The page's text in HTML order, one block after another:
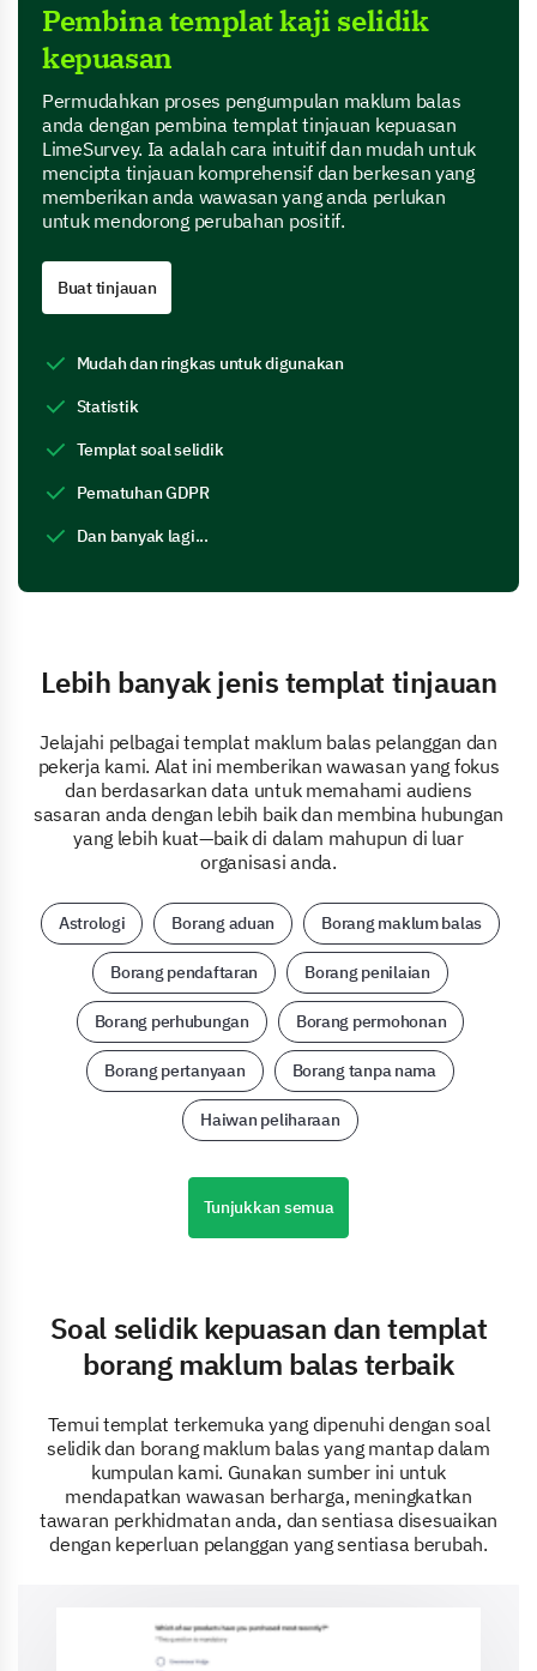
Pembina templat kaji selidik
kepuasan
Permudahkan proses pengumpulan maklum balas
anda dengan pembina templat tinjauan kepuasan
LimeSurvey. Ia adalah cara intuitif dan mudah untuk
mencipta tinjauan komprehensif dan berkesan yang
memberikan anda wawasan yang anda perlukan
untuk mendorong perubahan positif.
Buat tinjauan
Mudah dan ringkas untuk digunakan
Statistik
Templat soal selidik
Pematuhan GDPR
Dan banyak lagi...
Lebih banyak jenis templat tinjauan
Jelajahi pelbagai templat maklum balas pelanggan dan
pekerja kami. Alat ini memberikan wawasan yang fokus
dan berdasarkan data untuk memahami audiens
sasaran anda dengan lebih baik dan membina hubungan
yang lebih kuat—baik di dalam mahupun di luar
organisasi anda.
Astrologi Borang aduan Borang maklum balas
Borang pendaftaran Borang penilaian
Borang perhubungan Borang permohonan
Borang pertanyaan Borang tanpa nama
Haiwan peliharaan
Tunjukkan semua
Soal selidik kepuasan dan templat
borang maklum balas terbaik
Temui templat terkemuka yang dipenuhi dengan soal
selidik dan borang maklum balas yang mantap dalam
kumpulan kami. Gunakan sumber ini untuk
mendapatkan wawasan berharga, meningkatkan
tawaran perkhidmatan anda, dan sentiasa disesuaikan
dengan keperluan pelanggan yang sentiasa berubah.